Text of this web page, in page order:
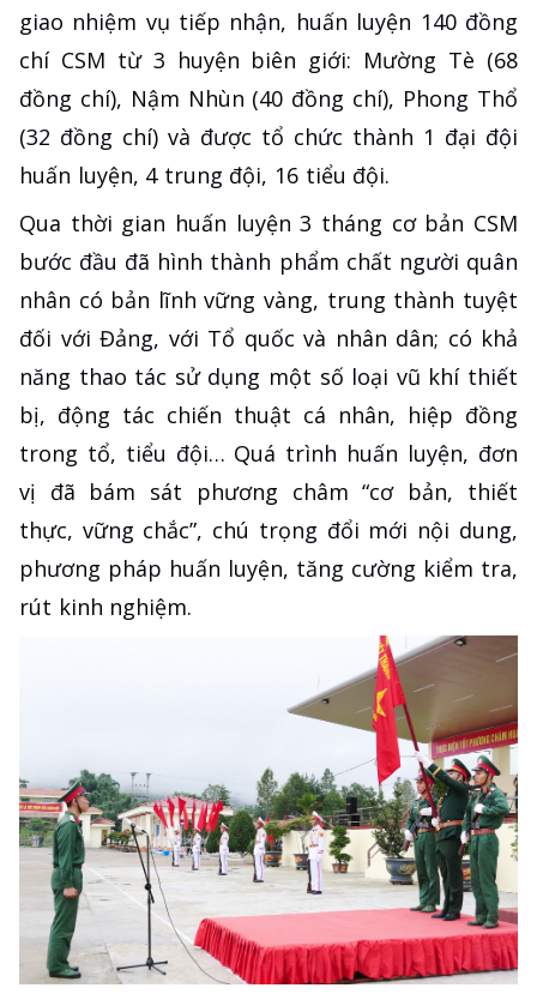
giao nhiệm vụ tiếp nhận, huấn luyện 140 đồng
chí CSM từ 3 huyện biên giới: Mường Tè (68
đồng chí), Nậm Nhùn (40 đồng chí), Phong Thổ
(32 đồng chí) và được tổ chức thành 1 đại đội
huấn luyện, 4 trung đội, 16 tiểu đội.
Qua thời gian huấn luyện 3 tháng cơ bản CSM
bước đầu đã hình thành phẩm chất người quân
nhân có bản lĩnh vững vàng, trung thành tuyệt
đối với Đảng, với Tổ quốc và nhân dân; có khả
năng thao tác sử dụng một số loại vũ khí thiết
bị, động tác chiến thuật cá nhân, hiệp đồng
trong tổ, tiểu đội… Quá trình huấn luyện, đơn
vị đã bám sát phương châm “cơ bản, thiết
thực, vững chắc”, chú trọng đổi mới nội dung,
phương pháp huấn luyện, tăng cường kiểm tra,
rút kinh nghiệm.